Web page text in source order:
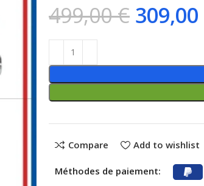
499,00€ 309,00
Compare Add to wishlist
Méthodes de paiement: